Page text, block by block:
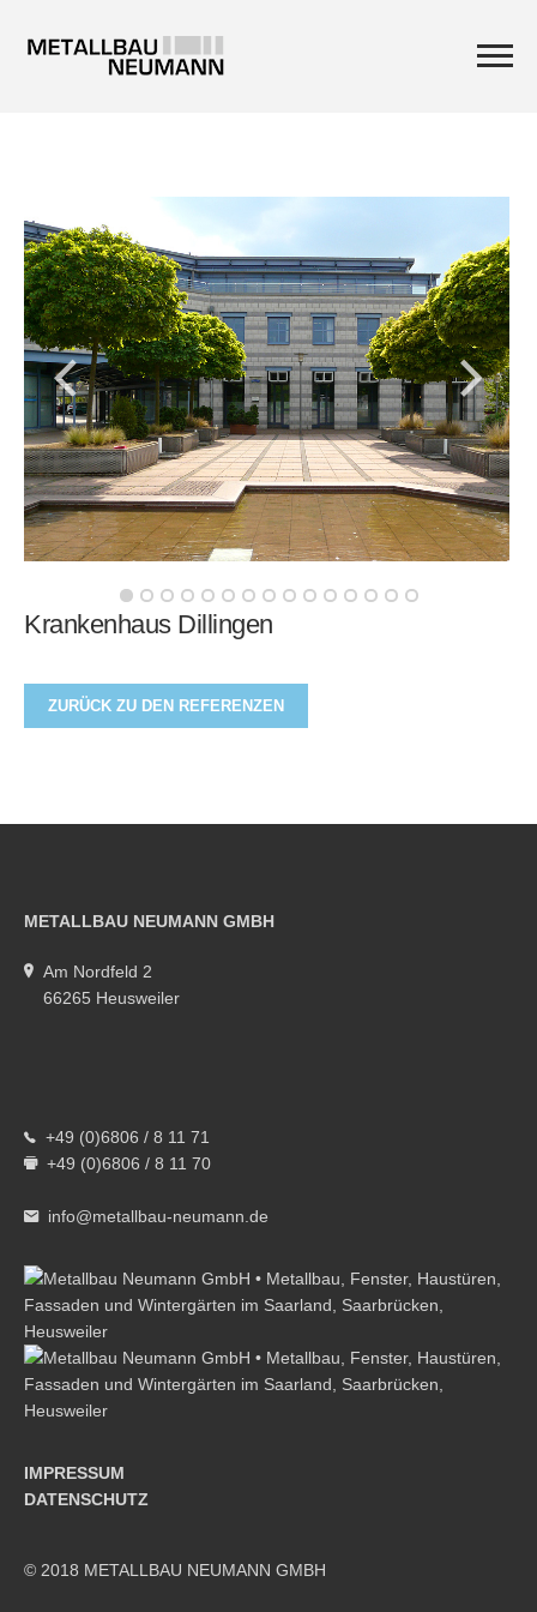
Krankenhaus Dillingen
ZURÜCK ZU DEN REFERENZEN
METALLBAU NEUMANN GMBH
Am Nordfeld 2
66265 Heusweiler
+49 (0)6806 / 8 11 71
+49 (0)6806 / 8 11 70
info@metallbau-neumann.de
IMPRESSUM
DATENSCHUTZ
© 2018 METALLBAU NEUMANN GMBH